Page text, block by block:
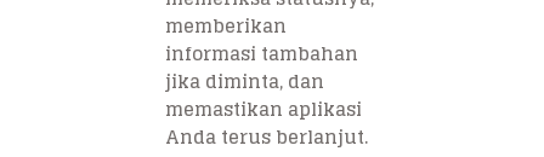
memberikan
informasi tambahan
jika diminta, dan
memastikan aplikasi
Anda terus berlanjut.